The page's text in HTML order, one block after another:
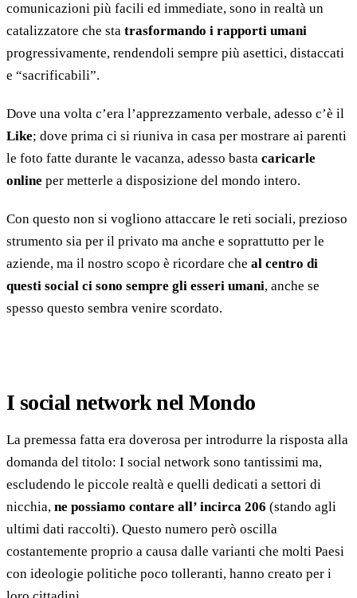
comunicazioni più facili ed immediate, sono in realtà un
catalizzatore che sta trasformando i rapporti umani
progressivamente, rendendoli sempre più asettici, distaccati
e “sacrificabili”.
Dove una volta c’era l’apprezzamento verbale, adesso c’è il
Like; dove prima ci si riuniva in casa per mostrare ai parenti
le foto fatte durante le vacanza, adesso basta caricarle
online per metterle a disposizione del mondo intero.
Con questo non si vogliono attaccare le reti sociali, prezioso
strumento sia per il privato ma anche e soprattutto per le
aziende, ma il nostro scopo è ricordare che al centro di
questi social ci sono sempre gli esseri umani, anche se
spesso questo sembra venire scordato.
I social network nel Mondo
La premessa fatta era doverosa per introdurre la risposta alla
domanda del titolo: I social network sono tantissimi ma,
escludendo le piccole realtà e quelli dedicati a settori di
nicchia, ne possiamo contare all’ incirca 206 (stando agli
ultimi dati raccolti). Questo numero però oscilla
costantemente proprio a causa dalle varianti che molti Paesi
con ideologie politiche poco tolleranti, hanno creato per i